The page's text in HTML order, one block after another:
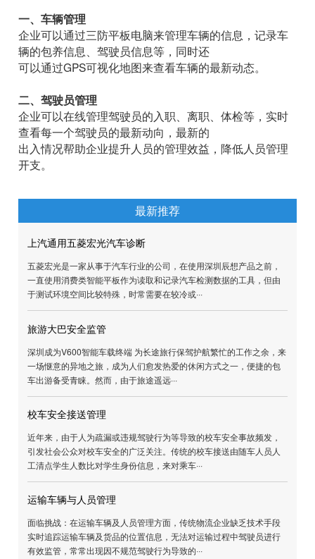
员管理，帮助企业节约车辆运营成本，
提升企业效益。
企业可以通过三防平板电脑来管理车辆的信息，记
辆的包养信息、驾驶员信息等，同时还
可以通过GPS可视化地图来查看车辆的最新动态。
二、驾驶员管理
企业可以在线管理驾驶员的入职、离职、体检等，
查看每一个驾驶员的最新动向，最新的
开支。
最新推荐
五菱宏光是一家从事于汽车行业的公司，在使用深圳辰想产品之前
一直使用消费类智能平板作为读取和记录汽车检测数据的工具，但
于测试环境空间比较特殊，时常需要在较冷或···
旅游大巴安全监管
深圳成为V600智能车载终端 为长途旅行保驾护航繁忙的工作之余
一场惬意的异地之旅，成为人们愈发热爱的休闲方式之一，便捷的
车出游备受青睐。然而，由于旅途遥远···
校车安全接送管理